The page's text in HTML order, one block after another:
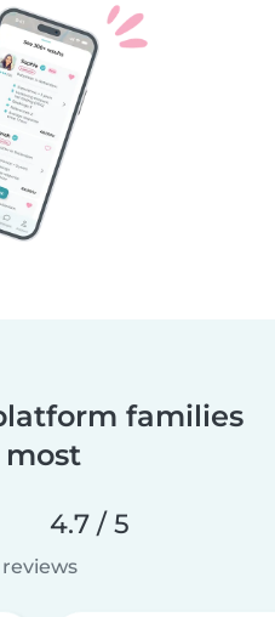
families
4.7 / 5